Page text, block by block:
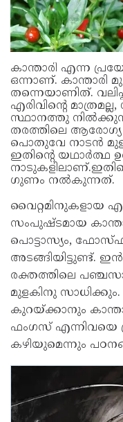
കാന്താരി എന്ന
ഒന്നാണ്. കാന്താരി
തന്നെയാണിത്.
എരിവിന്റെ
സ്ഥാനത്തു
തരത്തിലെ
പൊതുവേ നാടന്‍
ഇതിന്റെ യഥാര്‍ത്ഥ
ഗുണം നല്‍കുന്നത്.
വൈറ്റമിനുകളായ
സംപുഷ്ടമായ
പൊട്ടാസ്യം,
അടങ്ങിയിട്ടുണ്ട്.
രക്തത്തിലെ
മുളകിനു
കുറയ്ക്കാനും
ഫംഗസ് എന്നിവയെ
കഴിയുമെന്നും